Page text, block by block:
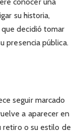
conocer una
su historia,
decidió tomar
presencia pública.
seguir marcado
a aparecer en
retiro o su estilo de